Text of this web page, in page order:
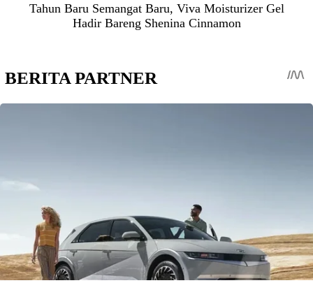
Tahun Baru Semangat Baru, Viva Moisturizer Gel
Hadir Bareng Shenina Cinnamon